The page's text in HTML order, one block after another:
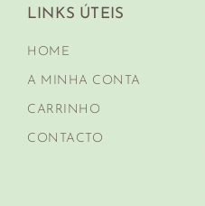
LINKS ÚTEIS
HOME
A MINHA CONTA
CARRINHO
CONTACTO